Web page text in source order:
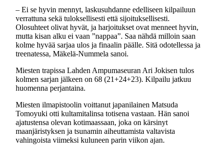
‒ Ei se hyvin mennyt, laskusuhdanne edelliseen kilpailuun
verrattuna sekä tuloksellisesti että sijoituksellisesti.
Olosuhteet olivat hyvät, ja harjoitukset ovat menneet hyvin,
mutta kisan alku ei vaan ”nappaa”. Saa nähdä milloin saan
kolme hyvää sarjaa ulos ja finaalin päälle. Sitä odotellessa ja
treenatessa, Mäkelä-Nummela sanoi.
Miesten trapissa Lahden Ampumaseuran Ari Jokisen tulos
kolmen sarjan jälkeen on 68 (21+24+23). Kilpailu jatkuu
huomenna perjantaina.
Miesten ilmapistoolin voittanut japanilainen Matsuda
Tomoyuki otti kultamitalinsa totisena vastaan. Hän sanoi
ajatustensa olevan kotimaassaan, joka on kärsinyt
maanjäristyksen ja tsunamin aiheuttamista valtavista
vahingoista viimeksi kuluneen parin viikon ajan.